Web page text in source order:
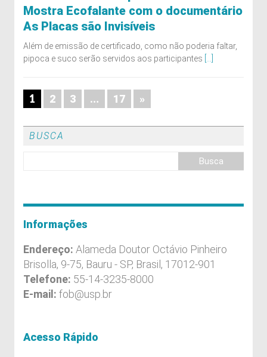
Mostra Ecofalante com o documentário
As Placas são Invisíveis
Além de emissão de certificado, como não poderia faltar,
pipoca e suco serão servidos aos participantes
1 2 3 … 17 »
BUSCA
Informações
Endereço: Alameda Doutor Octávio Pinheiro
Brisolla, 9-75, Bauru - SP, Brasil, 17012-901
Telefone: 55-14-3235-8000
E-mail: fob@usp.br
Acesso Rápido